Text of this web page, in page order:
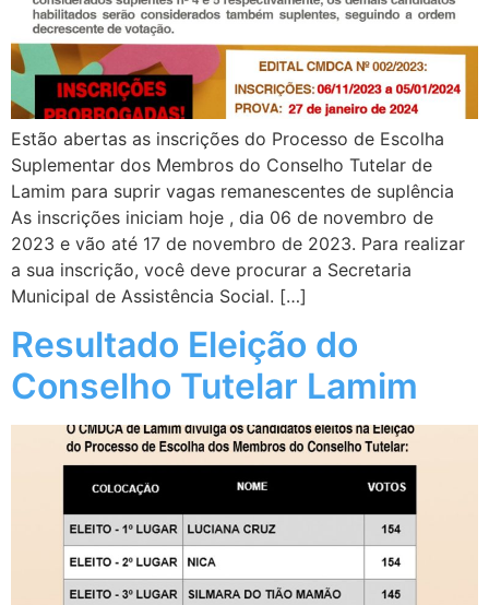
Estão abertas as inscrições do Processo de Escolha
Suplementar dos Membros do Conselho Tutelar de
Lamim para suprir vagas remanescentes de suplência
As inscrições iniciam hoje , dia 06 de novembro de
2023 e vão até 17 de novembro de 2023. Para realizar
a sua inscrição, você deve procurar a Secretaria
Municipal de Assistência Social. […]
Resultado Eleição do
Conselho Tutelar Lamim